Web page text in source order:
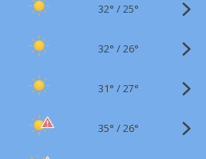
32° /25°
32° /26°
31° /27°
35° /26°